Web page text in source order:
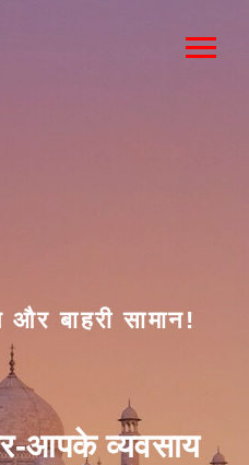
और बाहरी सामान!
आपके व्यवसाय